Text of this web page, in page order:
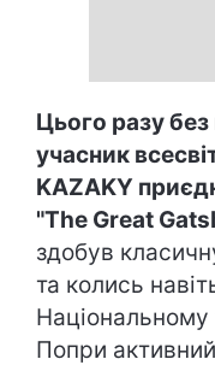
Цього разу без
учасник
KAZAKY
"The Great
здобув
та колись
Національному
Попри